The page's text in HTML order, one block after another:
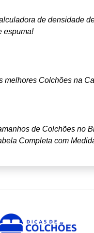
de densidade
espuma!
melhores Colchões na
de Colchões no
Completa com